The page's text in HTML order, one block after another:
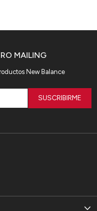
MAILING
New Balance
SUSCRIBIRME